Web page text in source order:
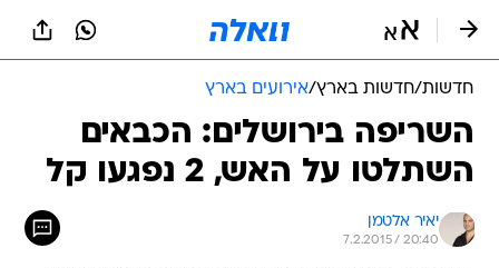
חדשות/חדשות בארץ/אירועים בארץ
השריפה בירושלים: הכבאים
השתלטו על האש, 2 נפגעו קל
יאיר אלטמן
7.2.2015 / 20:40